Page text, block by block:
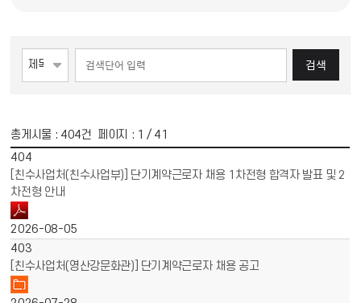
검색
총게시물 : 404건 페이지 : 1 / 41
404
[친수사업처(친수사업부)] 단기계약근로자 채용 1차전형 합격자 발표 및 2
차전형 안내
2026-08-05
403
[친수사업처(영산강문화관)] 단기계약근로자 채용 공고